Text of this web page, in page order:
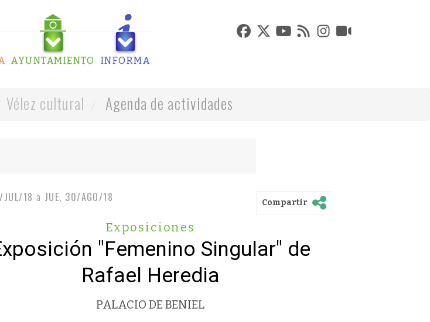
AYUNTAMIENTO INFORMA
Vélez cultural Agenda de actividades
18 a JUE, 30/AGO/18 Compartir
Exposiciones
"Femenino Singular" de
Rafael Heredia
PALACIO DE BENIEL